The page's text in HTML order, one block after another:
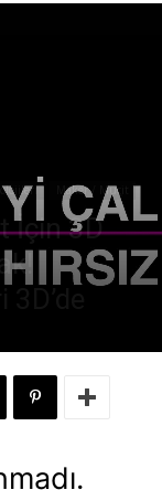
Maker / Mucit
İçin 3D